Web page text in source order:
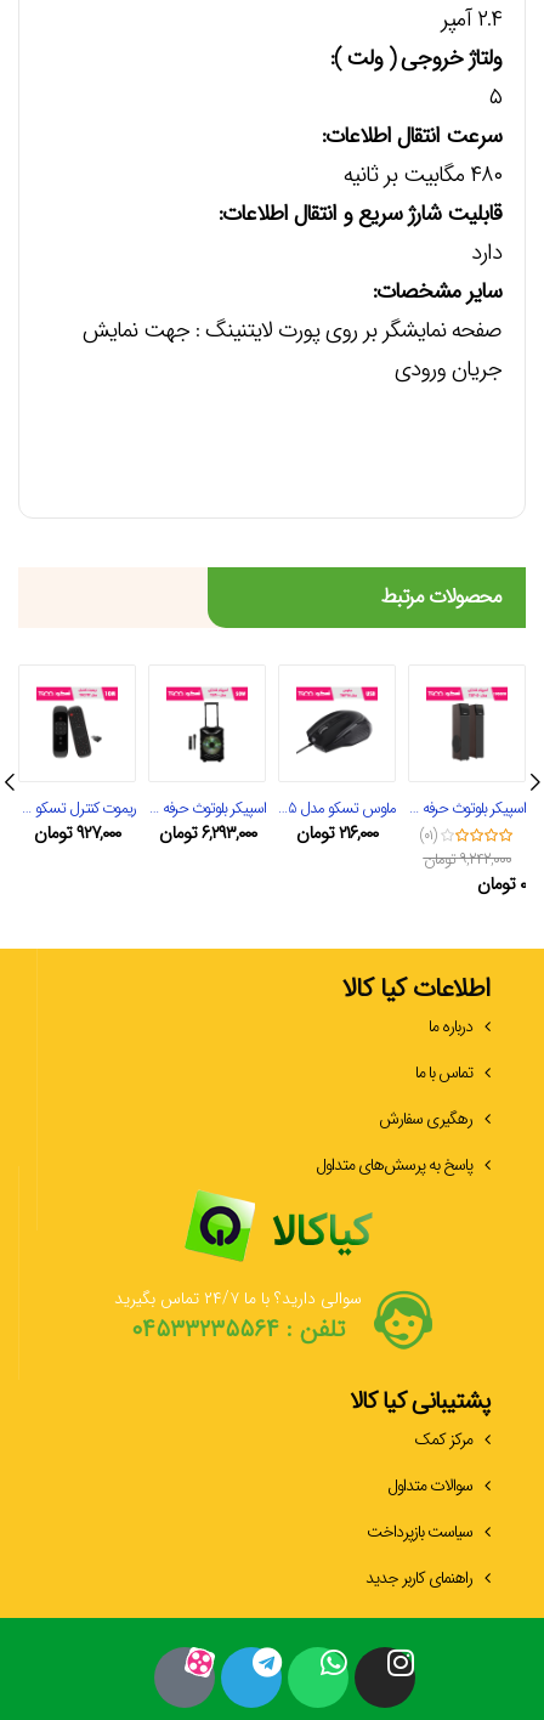
۲.۴ آمپر
ولتاژ خروجی ( ولت ):
۵
سرعت انتقال اطلاعات:
۴۸۰ مگابیت بر ثانیه
قابلیت شارژ سریع و انتقال اطلاعات:
دارد
سایر مشخصات:
صفحه نمایشگر بر روی پورت لایتنینگ : جهت نمایش
جریان ورودی
محصولات مرتبط
اسپیکر بلوتوث حرفه ای تسکو مدل TS 2040
(۰۱)
۹,۲۴۲,۰۰۰تومان
۰ تومان
ماوس تسکو مدل TM 295
۲۱۶,۰۰۰تومان
اسپیکر بلوتوث حرفه ای تسکو مدل TS 1900
۶,۲۹۳,۰۰۰تومان
ریموت کنترل تسکو مدل TRC 192
۹۲۷,۰۰۰تومان
اطلاعات کیا کالا
درباره ما
تماس با ما
رهگیری سفارش
پاسخ به پرسش‌های متداول
سوالی دارید؟ با ما ۲۴/۷ تماس بگیرید
تلفن : ۰۴۵۳۳۲۳۵۵۶۴
پشتیبانی کیا کالا
مرکز کمک
سوالات متداول
سیاست بازپرداخت
راهنمای کاربر جدید